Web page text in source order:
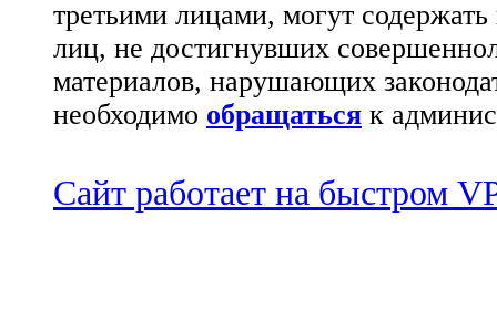
третьими лицами, могут
лиц, не достигнувших
материалов, нарушающих
необходимо обращаться к
Сайт работает на быстром